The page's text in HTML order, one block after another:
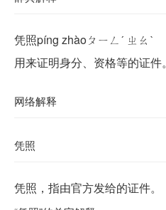
凭照píng zhàoㄆㄧㄥˊ ㄓㄠˋ
用来证明身分、资格等的证件。
网络解释
凭照
凭照，指由官方发给的证件。